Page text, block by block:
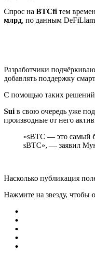
Спрос на BTCfiтем
млрд, по данным
Разработчики
добавлять поддержку
С помощью таких решений
Suiв свою очередь уже
производные от него
«sBTC — это самый
sBTC», — заявил
Насколько публикация
Нажмите на звезду, чтобы